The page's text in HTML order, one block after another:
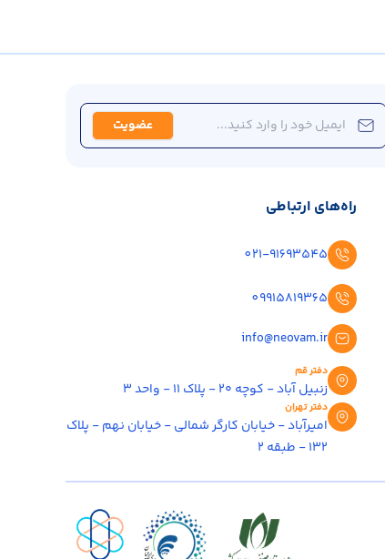
عضویت
راه‌های ارتباطی
021-91693545
09915819365
info@neovam.ir
دفتر قم
زنبیل آباد - کوچه ۲۰ - پلاک ۱۱ - واحد ۳
دفتر تهران
امیرآباد - خیابان کارگر شمالی - خیابان نهم - پلاک
۱۳۲ - طبقه ۲